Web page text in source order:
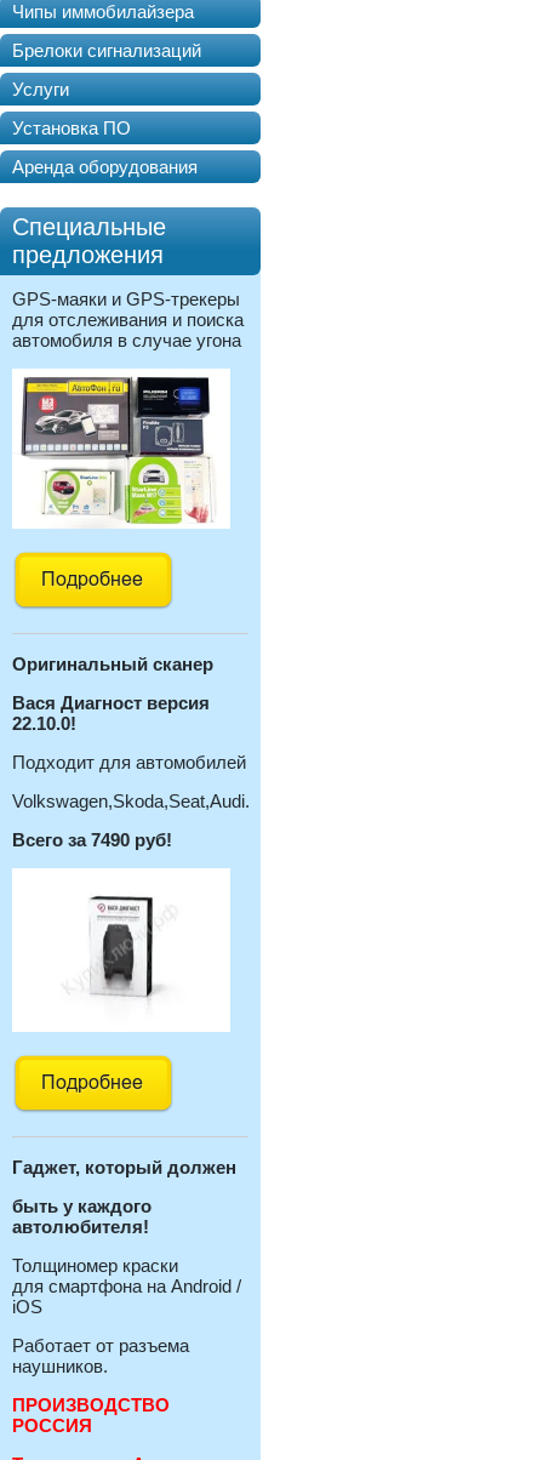
Чипы иммобилайзера
Брелоки сигнализаций
Услуги
Установка ПО
Аренда оборудования
Специальные
предложения
GPS-маяки и GPS-трекеры
для отслеживания и поиска
автомобиля в случае угона
Оригинальный сканер
Вася Диагност версия
22.10.0!
Подходит для автомобилей
Volkswagen,Skoda,Seat,Audi.
Всего за 7490 руб!
Гаджет, который должен
быть у каждого
автолюбителя!
Толщиномер краски
для смартфона на Android /
iOS
Работает от разъема
наушников.
ПРОИЗВОДСТВО
РОССИЯ